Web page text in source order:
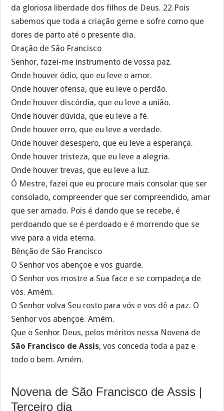
da gloriosa liberdade dos filhos de Deus. 22.Pois
sabemos que toda a criação geme e sofre como que
dores de parto até o presente dia.
Oração de São Francisco
Senhor, fazei-me instrumento de vossa paz.
Onde houver ódio, que eu leve o amor.
Onde houver ofensa, que eu leve o perdão.
Onde houver discórdia, que eu leve a união.
Onde houver dúvida, que eu leve a fé.
Onde houver erro, que eu leve a verdade.
Onde houver desespero, que eu leve a esperança.
Onde houver tristeza, que eu leve a alegria.
Onde houver trevas, que eu leve a luz.
Ó Mestre, fazei que eu procure mais consolar que ser
consolado, compreender que ser compreendido, amar
que ser amado. Pois é dando que se recebe, é
perdoando que se é perdoado e é morrendo que se
vive para a vida eterna.
Bênção de São Francisco
O Senhor vos abençoe e vos guarde.
O Senhor vos mostre a Sua face e se compadeça de
vós. Amém.
O Senhor volva Seu rosto para vós e vos dê a paz. O
Senhor vos abençoe. Amém.
Que o Senhor Deus, pelos méritos nessa Novena de
São Francisco de Assis, vos conceda toda a paz e
todo o bem. Amém.
Novena de São Francisco de Assis |
Terceiro dia